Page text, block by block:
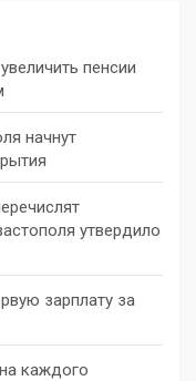
пенсии
начнут
утвердило
зарплату за
каждого